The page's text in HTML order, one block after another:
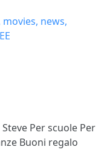
Per scuole Per
Buoni regalo